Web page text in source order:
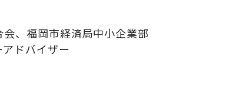
、福岡市経済局中小企業部
ドバイザー